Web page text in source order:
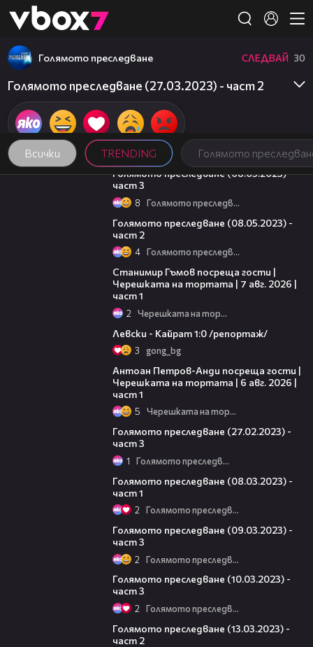
👾
Всички TRENDING Голямото
Голямото преследване СЛЕДВАЙ 30
Голямото преследване (27.03.2023) - част 2
09:13
Голямото преследване (08.05.2023) -
част 3
8 Голямото преследване
Голямото преследване (08.05.2023) -
част 2
4 Голямото преследване
Станимир Гъмов посреща гости |
Черешката на тортата | 7 авг. 2026 |
част 1
2 Черешката на тортата
Левски - Кайрат 1:0 /репортаж/
3 gong_bg
Антоан Петров-Анди посреща гости |
Черешката на тортата | 6 авг. 2026 |
част 1
5 Черешката на тортата
Голямото преследване (27.02.2023) -
част 3
1 Голямото преследване
Голямото преследване (08.03.2023) -
част 1
2 Голямото преследване
Голямото преследване (09.03.2023) -
част 3
2 Голямото преследване
Голямото преследване (10.03.2023) -
част 3
2 Голямото преследване
Голямото преследване (13.03.2023) -
част 2